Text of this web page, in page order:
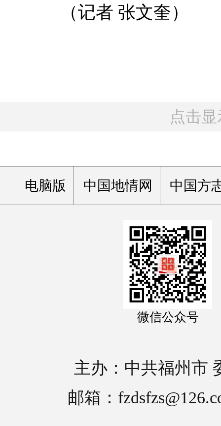
（记者 张文奎）
点击
电脑版 中国地情网 中国方
微信公众号
主办：中共福州市
邮箱：